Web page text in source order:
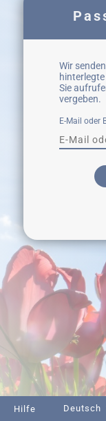
Wir
Sie
vergeben.
E-Mail oder
Hilfe Deutsch